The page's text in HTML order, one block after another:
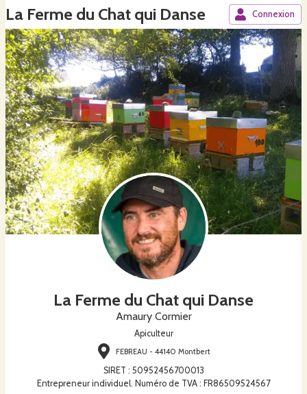
La Ferme du Chat qui Danse Connexion
La Ferme du Chat qui Danse
Amaury Cormier
Apiculteur
FEBREAU - 44140 Montbert
SIRET : 50952456700013
Entrepreneur individuel. Numéro de TVA : FR86509524567